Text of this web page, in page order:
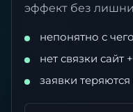
эффект без
непонятно с
нет связки сайт
заявки